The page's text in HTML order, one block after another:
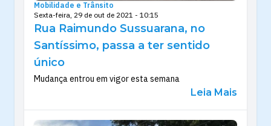
Mobilidade e Trânsito
Sexta-feira, 29 de out de 2021 - 10:15
Rua Raimundo Sussuarana, no
Santíssimo, passa a ter sentido
único
Mudança entrou em vigor esta semana
Leia Mais